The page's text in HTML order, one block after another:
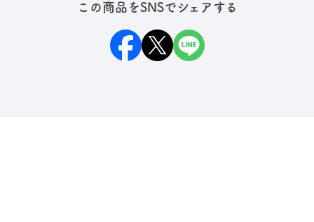
この商品をSNSでシェアする